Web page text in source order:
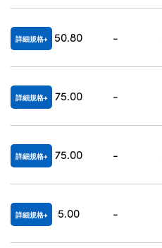
詳細規格 50.80 -
詳細規格 75.00 -
詳細規格 75.00 -
詳細規格 5.00 -